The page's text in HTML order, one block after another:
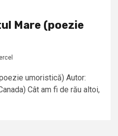
Mare (poezie
umoristică) Autor:
Cât am fi de rău altoi,